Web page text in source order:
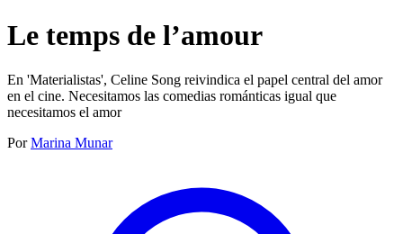
Le temps de l’amour
En 'Materialistas', Celine Song reivindica el papel central del amor
en el cine. Necesitamos las comedias románticas igual que
necesitamos el amor
Por Marina Munar